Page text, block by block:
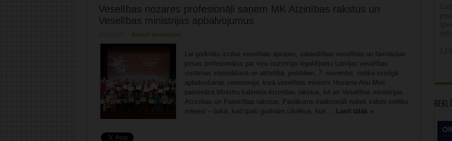
Veselības nozares profesionāļi saņem MK Atzinības rakstus un
Veselības ministrijas apbalvojumus
Rakstīt komentāru
Lai godinātu izcilus veselības aprūpes, sabiedrības veselības un farmācijas
jomas profesionāļus par viņu nozīmīgo ieguldījumu Latvijas veselības
sistēmas stiprināšanā un attīstībā, piektdien, 7. novembrī, notika svinīgā
apbalvošanas ceremonija, kurā veselības ministrs Hosams Abu Meri
pasniedza Ministru kabineta Atzinības rakstus, kā arī Veselības ministrijas
Atzinības un Pateicības rakstus. Pasākums tradicionāli notiek valsts svētku
mēnesī – laikā, kad īpaši godinām cilvēkus, kuri ... Lasīt tālāk »